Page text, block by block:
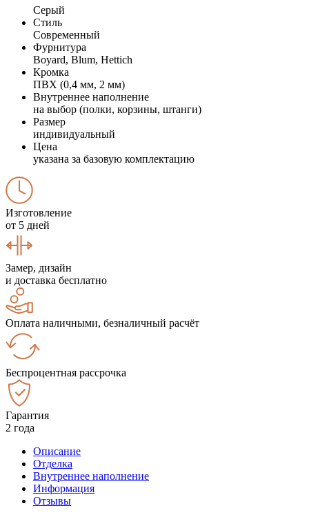
Серый
Стиль
Современный
Фурнитура
Boyard, Blum, Hettich
Кромка
ПВХ (0,4 мм, 2 мм)
Внутреннее наполнение
на выбор (полки, корзины, штанги)
Размер
индивидуальный
Цена
указана за базовую комплектацию
Изготовление
от 5 дней
Замер, дизайн
и доставка бесплатно
Оплата наличными, безналичный расчёт
Беспроцентная рассрочка
Гарантия
2 года
Описание
Отделка
Внутреннее наполнение
Информация
Отзывы